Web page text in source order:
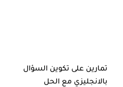
تمارين على تكوين السؤال
بالانجليزي مع الحل